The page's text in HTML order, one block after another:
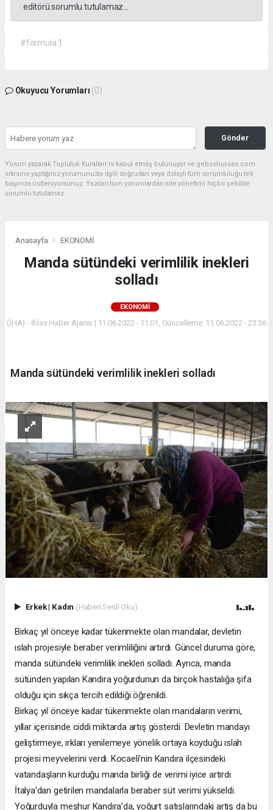
editörü sorumlu tutulamaz...
#formula 1
Okuyucu Yorumları (0)
Gönder
Yorum yazarak Topluluk Kuralları’nı kabul etmiş bulunuyor ve gebzehurses.com
sitesine yaptığınız yorumunuzla ilgili doğrudan veya dolaylı tüm sorumluluğu tek
başınıza üstleniyorsunuz. Yazılan tüm yorumlardan site yönetimi hiçbir şekilde
sorumlu tutulamaz.
Anasayfa EKONOMİ
Manda sütündeki verimlilik inekleri
solladı
EKONOMİ
(İHA) - İhlas Haber Ajansı | 11.06.2022 - 11:01, Güncelleme: 11.06.2022 - 23:36
Manda sütündeki verimlilik inekleri solladı
Erkek| Kadın (Haberi Sesli Oku)
Birkaç yıl önceye kadar tükenmekte olan mandalar, devletin
ıslah projesiyle beraber verimliliğini artırdı. Güncel duruma göre,
manda sütündeki verimlilik inekleri solladı. Ayrıca, manda
sütünden yapılan Kandıra yoğurdunun da birçok hastalığa şifa
olduğu için sıkça tercih edildiği öğrenildi.
Birkaç yıl önceye kadar tükenmekte olan mandaların verimi,
yıllar içerisinde ciddi miktarda artış gösterdi. Devletin mandayı
geliştirmeye, ırkları yenilemeye yönelik ortaya koyduğu ıslah
projesi meyvelerini verdi. Kocaeli’nin Kandıra ilçesindeki
vatandaşların kurduğu manda birliği de verimi iyice artırdı.
İtalya’dan getirilen mandalarla beraber süt verimi yükseldi.
Yoğurduyla meşhur Kandıra’da, yoğurt satışlarındaki artış da bu